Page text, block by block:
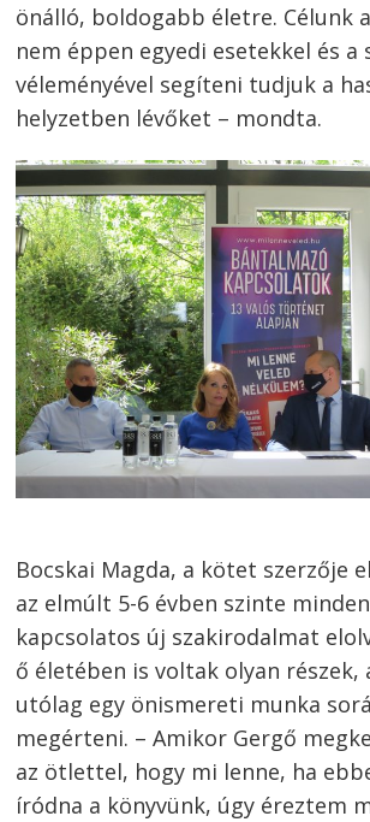
önálló, boldogabb életre. Célunk
nem éppen egyedi esetekkel és a
véleményével segíteni tudjuk a
helyzetben lévőket – mondta.
Bocskai Magda, a kötet szerzője
az elmúlt 5-6 évben szinte
kapcsolatos új szakirodalmat
ő életében is voltak olyan részek,
utólag egy önismereti munka
megérteni. – Amikor Gergő
az ötlettel, hogy mi lenne, ha
íródna a könyvünk, úgy éreztem